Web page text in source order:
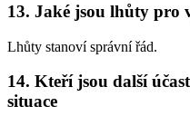
13. Jaké jsou lhůty pro
Lhůty stanoví správní řád.
14. Kteří jsou další
situace